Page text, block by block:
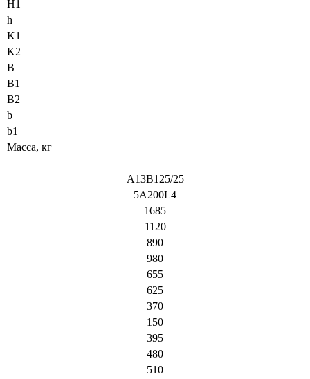
H1
h
K1
K2
B
B1
B2
b
b1
Macca, кг
A13B125/25
5A200L4
1685
1120
890
980
655
625
370
150
395
480
510